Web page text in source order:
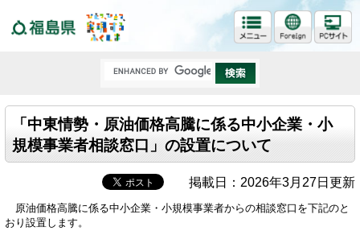
「中東情勢・原油価格高騰に係る中小企業・小
規模事業者相談窓口」の設置について
掲載日：2026年3月27日更新
原油価格高騰に係る中小企業・小規模事業者からの相談窓口を下記のと
おり設置します。